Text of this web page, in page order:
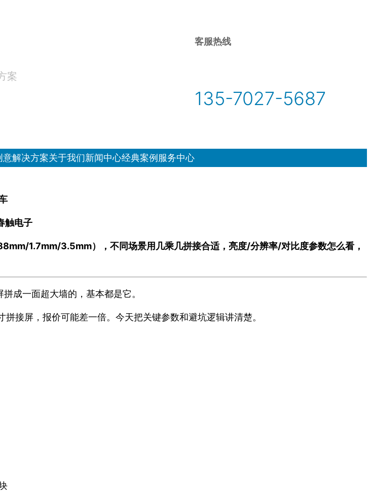
案
客服热线
135-7027-5687
意解决方案关于我们新闻中心经典案例服务中心
触电子
1.7mm/3.5mm），不同场景用几乘几拼接合适，亮度/分辨率/对比度参数怎么看，
成一面超大墙的，基本都是它。
接屏，报价可能差一倍。今天把关键参数和避坑逻辑讲清楚。